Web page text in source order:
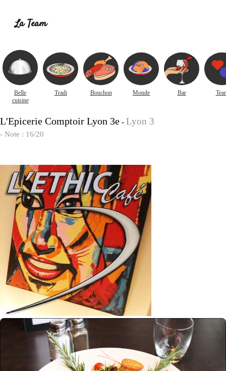
La Team
Belle
cuisine
Tradi Bouchon Monde Bar
L'Epicerie Comptoir Lyon 3e - Lyon 3
- Note : 16/20